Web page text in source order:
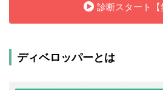
診断スタート【
ディベロッパーとは